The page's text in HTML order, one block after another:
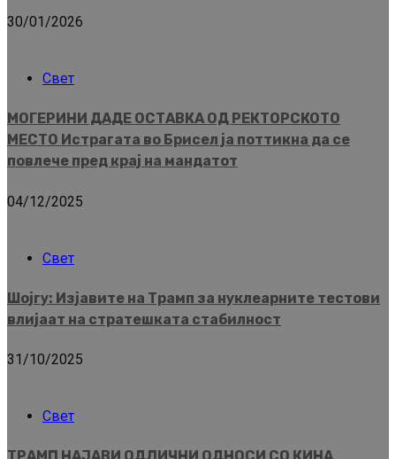
30/01/2026
Свет
МОГЕРИНИ ДАДЕ ОСТАВКА ОД РЕКТОРСКОТО
МЕСТО Истрагата во Брисел ја поттикна да се
повлече пред крај на мандатот
04/12/2025
Свет
Шојгу: Изјавите на Трамп за нуклеарните тестови
влијаат на стратешката стабилност
31/10/2025
Свет